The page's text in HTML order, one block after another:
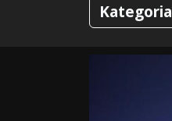
Kategoria